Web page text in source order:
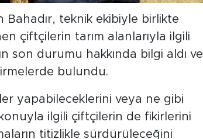
Bahadır, teknik ekibiyle birlikte
çiftçilerin tarım alanlarıyla ilgili
son durumu hakkında bilgi aldı ve
bulundu.
yapabileceklerini veya ne gibi
ilgili çiftçilerin de fikirlerini
titizlikle sürdürüleceğini